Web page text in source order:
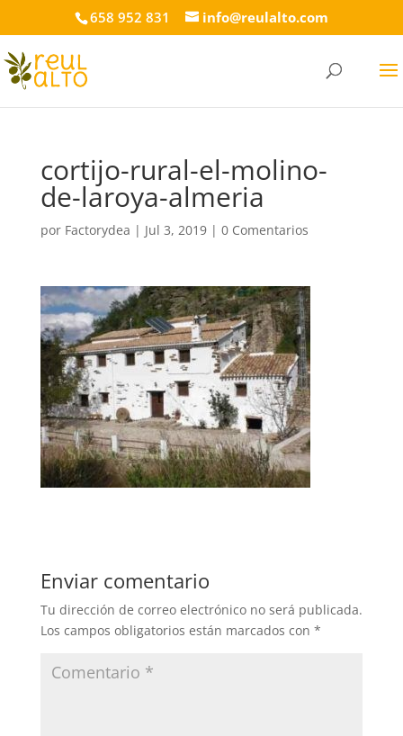
658 952 831 info@reulalto.com
cortijo-rural-el-molino-
de-laroya-almeria
por Factorydea | Jul 3, 2019| 0 Comentarios
Enviar comentario
Tu dirección de correo electrónico no será publicada.
Los campos obligatorios están marcados con *